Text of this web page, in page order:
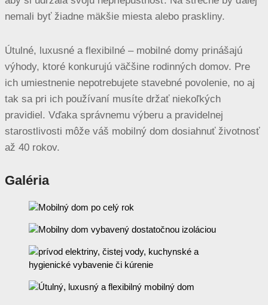
nemali byť žiadne mäkšie miesta alebo praskliny.
Útulné, luxusné a flexibilné – mobilné domy prinášajú
výhody, ktoré konkurujú väčšine rodinných domov. Pre
ich umiestnenie nepotrebujete stavebné povolenie, no aj
tak sa pri ich používaní musíte držať niekoľkých
pravidiel. Vďaka správnemu výberu a pravidelnej
starostlivosti môže váš mobilný dom dosiahnuť životnosť
až 40 rokov.
Galéria